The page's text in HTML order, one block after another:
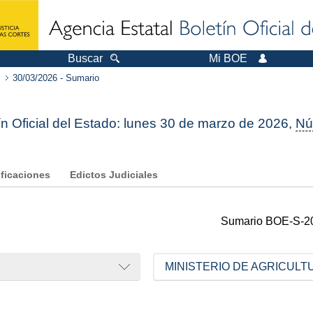
Buscar Mi BOE
30/03/2026 - Sumario
Oficial del Estado: lunes 30 de marzo de 2026,
Edictos Judiciales
Sumario BOE-S-